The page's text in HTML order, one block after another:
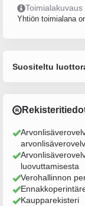
Toimialakuvaus
Yhtiön toimialana
Suositeltu
luovuttamisesta
Verohallinnon
Kaupparekisteri